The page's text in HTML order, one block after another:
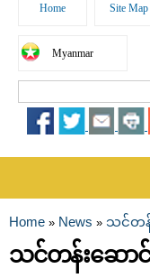
Home Site Map
Myanmar
Search form
You are here
Home » News » သင်တန်
သင်တန်းဆောင်